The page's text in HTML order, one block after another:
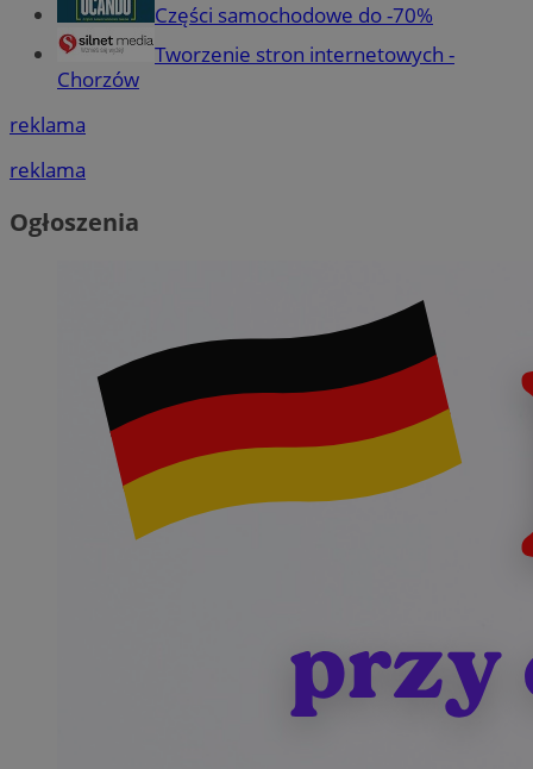
Części samochodowe do -70%
Tworzenie stron internetowych -
Chorzów
reklama
reklama
Ogłoszenia